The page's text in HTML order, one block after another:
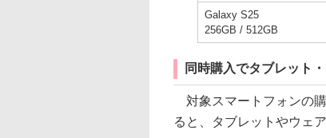
Galaxy S25
256GB / 512GB
同時購入でタブレット
対象スマートフォンの
ると、タブレットやウェ